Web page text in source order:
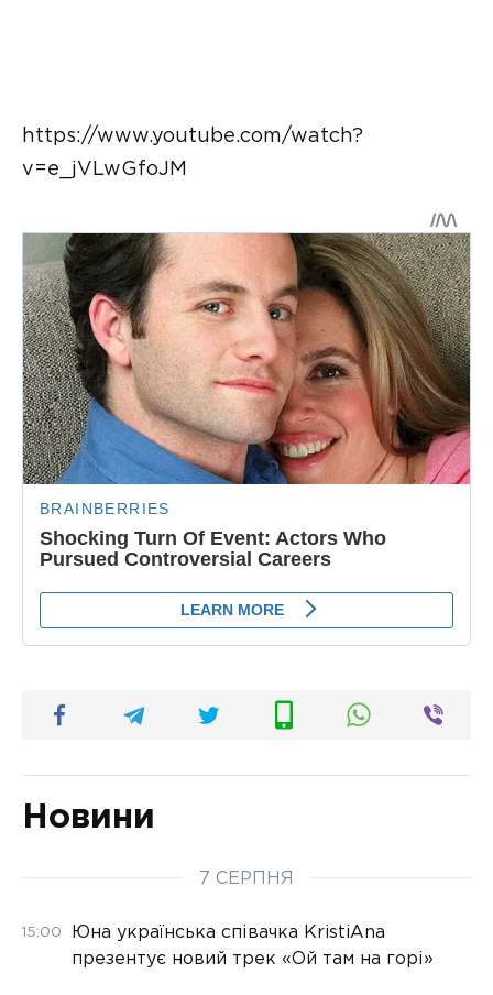
https://www.youtube.com/watch?
v=e_jVLwGfoJM
Новини
7 СЕРПНЯ
15:00
Юна українська співачка KristiAna
презентує новий трек «Ой там на горі»